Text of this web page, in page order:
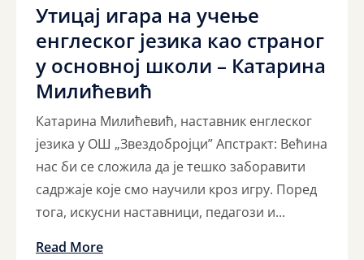
Утицај игара на учење
енглеског језика као страног
у основној школи – Катарина
Милићевић
Катарина Милићевић, наставник енглеског
језика у ОШ „Звездобројци” Апстракт: Већина
нас би се сложила да је тешко заборавити
садржаје које смо научили кроз игру. Поред
тога, искусни наставници, педагози и...
Read More